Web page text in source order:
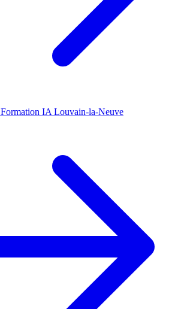
Formation IA Louvain-la-Neuve